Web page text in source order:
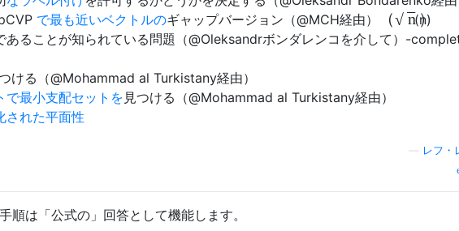
で最も近いベクトルのギャップバージョン（@MCH経由） （ n
−
−
√ ）
(n)
あることが知られている問題（@Oleksandrボンダレンコを介して）-
ける（@Mohammad al Turkistany経由）
で最小支配セットを見つける（@Mohammad al Turkistany経由）
された平面性
レフ・
順は「公式の」回答として機能します。